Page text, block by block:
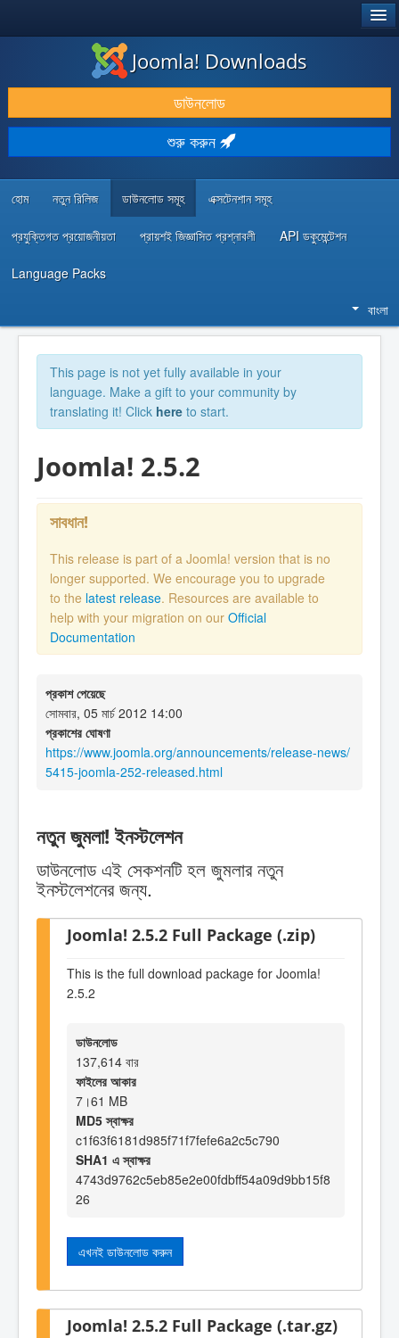
ডাউনলোড & প্রসারিত করুন
আবিষ্কার & শিখুন
কমিউনিটি & সহায়তা
Joomla! Downloads
ডাউনলোড
শুরু করুন
হোম নতুন রিলিজ ডাউনলোড সমূহ এক্সটেনশান সমূহ
প্রযুক্তিগত প্রয়োজনীয়তা প্রায়শই জিজ্ঞাসিত প্রশ্নাবলী API ডকুমেন্টেশন
Language Packs
বাংলা
This page is not yet fully available in your
language. Make a gift to your community by
translating it! Click here to start.
Joomla! 2.5.2
সাবধান!
This release is part of a Joomla! version that is no
longer supported. We encourage you to upgrade
to the latest release. Resources are available to
help with your migration on our Official
Documentation
প্রকাশ পেয়েছে
সোমবার, 05 মার্চ 2012 14:00
প্রকাশের ঘোষণা
https://www.joomla.org/announcements/release-news/
5415-joomla-252-released.html
নতুন জুমলা! ইনস্টলেশন
ডাউনলোড এই সেকশনটি হল জুমলার নতুন
ইনস্টলেশনের জন্য.
Joomla! 2.5.2 Full Package (.zip)
This is the full download package for Joomla!
2.5.2
ডাউনলোড
137,614 বার
ফাইলের আকার
7।61 MB
MD5 স্বাক্ষর
c1f63f6181d985f71f7fefe6a2c5c790
SHA1 এ স্বাক্ষর
4743d9762c5eb85e2e00fdbff54a09d9bb15f8
26
এখনই ডাউনলোড করুন
Joomla! 2.5.2 Full Package (.tar.gz)